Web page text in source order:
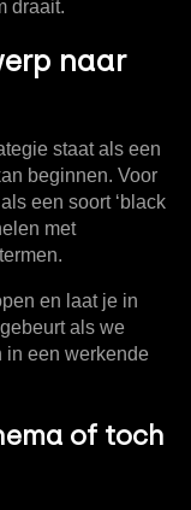
draait.
naar
staat als een
beginnen. Voor
een soort ‘black
met
en laat je in
als we
in een werkende
of toch